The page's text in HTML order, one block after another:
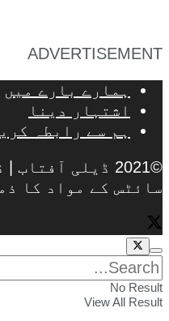
ADVERTISEMENT
ہمارے بارے میں
اشتہار دینا
ہم سے رابطہ
©2021 ڈیلی
سائٹس کے مواد کا
No Result
View All Result